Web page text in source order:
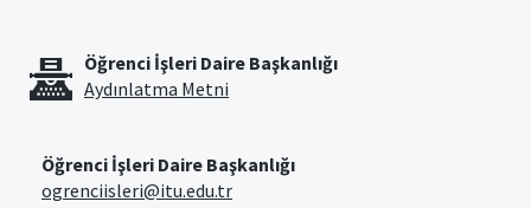
Öğrenci İşleri Daire Başkanlığı
Aydınlatma Metni
Öğrenci İşleri Daire Başkanlığı
ogrenciisleri@itu.edu.tr